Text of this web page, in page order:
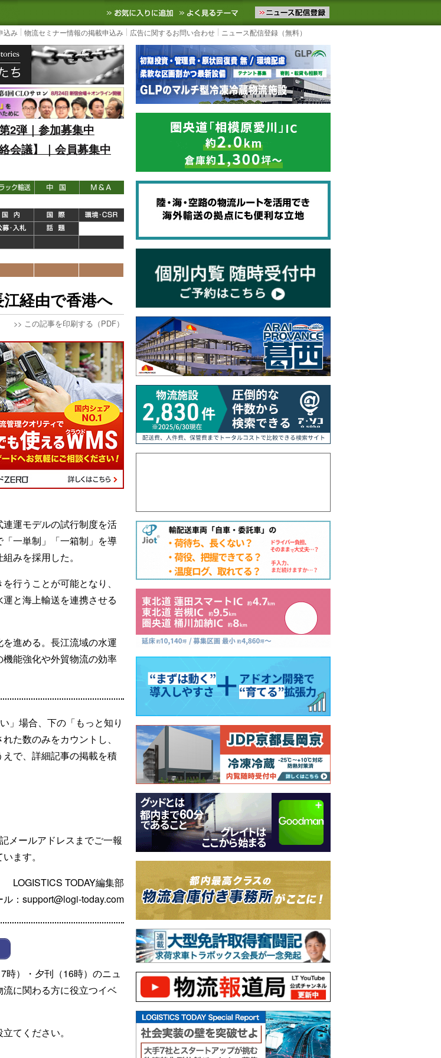
ニュースサイト
3PL, SCMなど国内外の最新の物流ニュースをお届けします。物流ニュースメール配信を登録す
お気に入りに追加 よく見るテーマ
込み 物流セミナー情報の掲載申込み 広告に関するお問い合わせ ニュース配信登録（無料）
2弾｜参加募集中
会議】｜会員募集中
経由で香港へ
>> この記事を印刷する（PDF）
運モデルの試行制度を活
一単制」「一箱制」を導
みを採用した。
行うことが可能となり、
と海上輸送を連携させる
進める。長江流域の水運
能強化や外貿物流の効率
」場合、下の「もっと知り
た数のみをカウントし、
で、詳細記事の掲載を積
メールアドレスまでご一報
ます。
LOGISTICS TODAY編集部
ル：support@logi-today.com
時）・夕刊（16時）のニュ
に関わる方に役立つイベ
てください。